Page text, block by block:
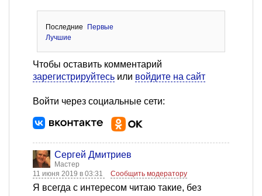
Последние
Первые
Лучшие
Чтобы оставить комментарий
зарегистрируйтесь или войдите на сайт
Войти через социальные сети:
Сергей Дмитриев
Мастер
11 июня 2019 в 03:31
Сообщить модератору
Я всегда с интересом читаю такие, без